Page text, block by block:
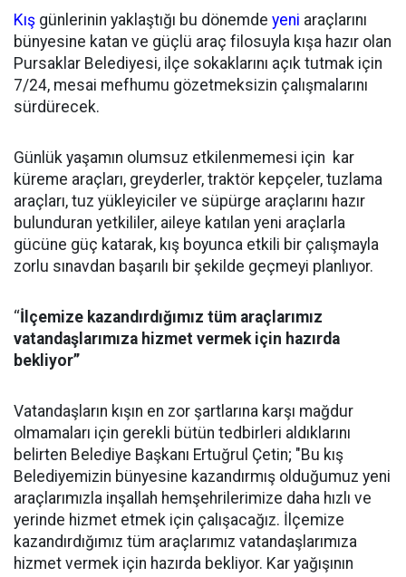
Kış günlerinin yaklaştığı bu dönemde yeni araçlarını
bünyesine katan ve güçlü araç filosuyla kışa hazır olan
Pursaklar Belediyesi, ilçe sokaklarını açık tutmak için
7/24, mesai mefhumu gözetmeksizin çalışmalarını
sürdürecek.
Günlük yaşamın olumsuz etkilenmemesi için kar
küreme araçları, greyderler, traktör kepçeler, tuzlama
araçları, tuz yükleyiciler ve süpürge araçlarını hazır
bulunduran yetkililer, aileye katılan yeni araçlarla
gücüne güç katarak, kış boyunca etkili bir çalışmayla
zorlu sınavdan başarılı bir şekilde geçmeyi planlıyor.
‘‘İlçemize kazandırdığımız tüm araçlarımız
vatandaşlarımıza hizmet vermek için hazırda
bekliyor’’
Vatandaşların kışın en zor şartlarına karşı mağdur
olmamaları için gerekli bütün tedbirleri aldıklarını
belirten Belediye Başkanı Ertuğrul Çetin; "Bu kış
Belediyemizin bünyesine kazandırmış olduğumuz yeni
araçlarımızla inşallah hemşehrilerimize daha hızlı ve
yerinde hizmet etmek için çalışacağız. İlçemize
kazandırdığımız tüm araçlarımız vatandaşlarımıza
hizmet vermek için hazırda bekliyor. Kar yağışının